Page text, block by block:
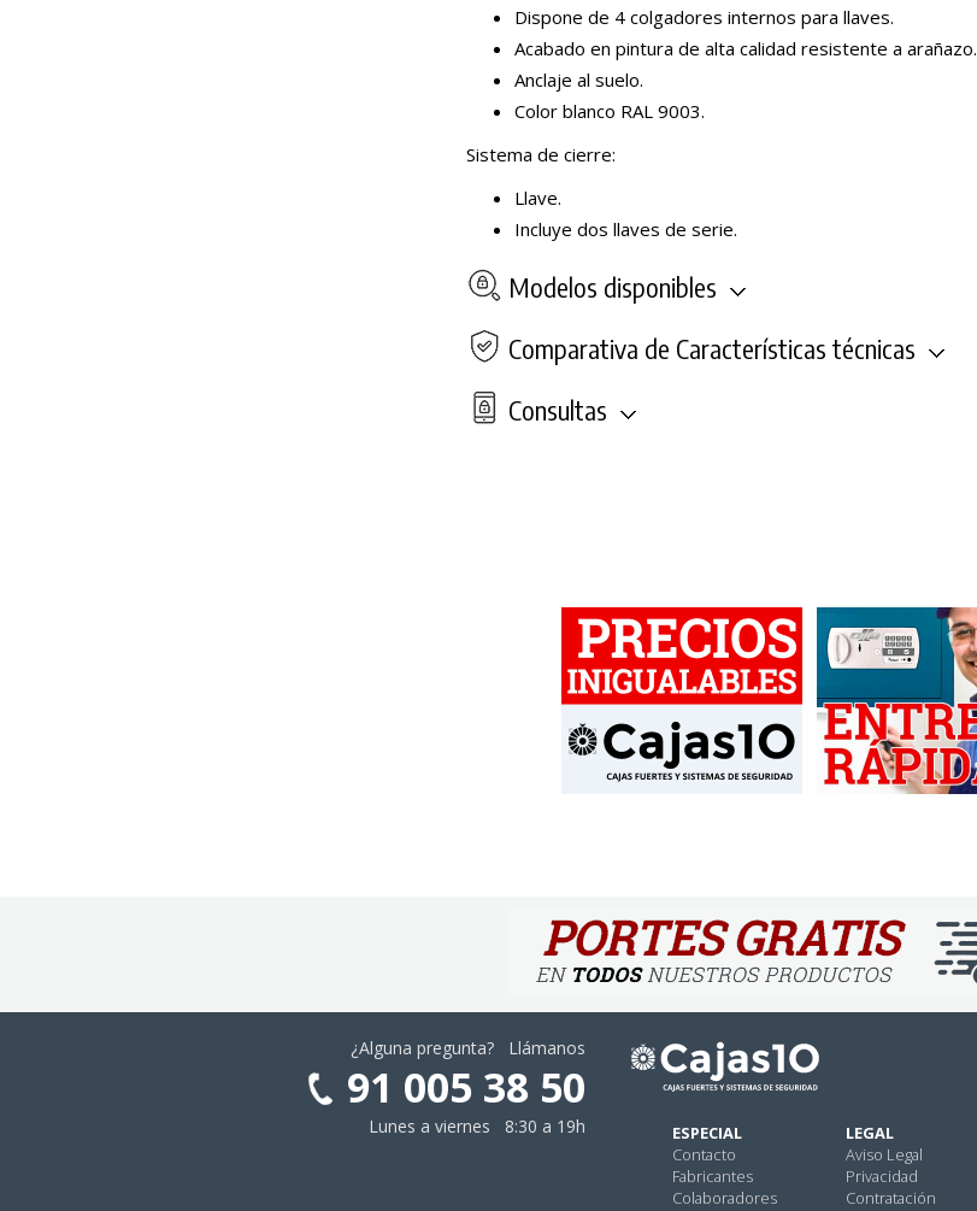
Dispone de 4 colgadores internos para llaves.
Acabado en pintura de alta calidad resistente a arañazo.
Anclaje al suelo.
Color blanco RAL 9003.
Sistema de cierre:
Llave.
Incluye dos llaves de serie.
Modelos disponibles
Comparativa de Características técnicas
Consultas
¿Alguna pregunta? Llámanos
91 005 38 50
Lunes a viernes 8:30 a 19h
ESPECIAL
Contacto
Fabricantes
Colaboradores
LEGAL
Aviso Legal
Privacidad
Contratación